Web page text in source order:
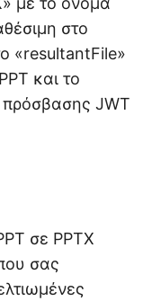
στο
«resultantFile»
και το
πρόσβασης JWT
σε PPTX
σας